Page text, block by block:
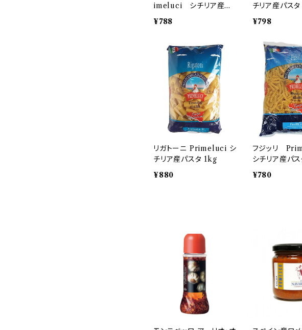
imeluci シチリア産パ
スタ 1kg
¥788
チリア産パス
¥798
リガトーニ Primeluci シ
チリア産パスタ 1kg
¥880
フジッリ
シチリア産パ
¥780